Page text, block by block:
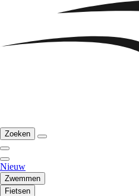
Zoeken
Nieuw
Zwemmen
Fietsen